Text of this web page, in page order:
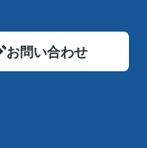
お問い合わせ